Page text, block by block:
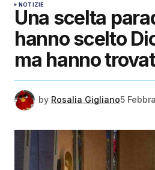
NOTIZIE
Una scelta
hanno scelto
ma hanno
by Rosalia Gigliano5